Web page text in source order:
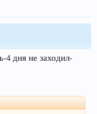
4 дня не заходил-